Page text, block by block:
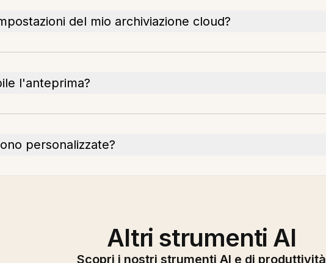
del mio archiviazione cloud?
l'anteprima?
personalizzate?
Altri strumenti AI
Scopri i nostri strumenti AI e di produttività